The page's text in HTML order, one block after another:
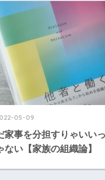
05-09
家事を分担すりゃいい
ない【家族の組織論】